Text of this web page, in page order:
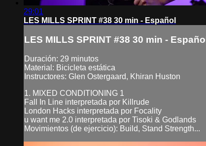
29:01
LES MILLS SPRINT #38 30 min - Español
LES MILLS SPRINT #38 30 min - Español
Duración: 29 minutos
Material: Bicicleta estática
Instructores: Glen Ostergaard, Khiran Huston
1. MIXED CONDITIONING 1
Fall In Line interpretada por Killrude
London Hacks interpretada por Focality
u want me 2.0 interpretada por Tisoki & Godlands
Movimientos (de ejercicio): Build, Stand Strength...